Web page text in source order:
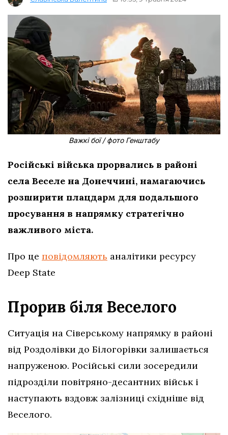
Важкі бої / фото Генштабу
Російські війська прорвались в районі
села Веселе на Донеччині, намагаючись
розширити плацдарм для подальшого
просування в напрямку стратегічно
важливого міста.
Про це повідомляють аналітики ресурсу
Deep State
Прорив біля Веселого
Ситуація на Сіверському напрямку в районі
від Роздолівки до Білогорівки залишається
напруженою. Російські сили зосередили
підрозділи повітряно-десантних військ і
наступають вздовж залізниці східніше від
Веселого.